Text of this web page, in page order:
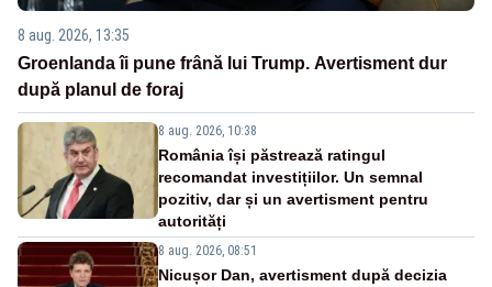
8 aug. 2026, 13:35
Groenlanda îi pune frână lui Trump. Avertisment dur
după planul de foraj
8 aug. 2026, 10:38
România își păstrează ratingul
recomandat investițiilor. Un semnal
pozitiv, dar și un avertisment pentru
autorități
8 aug. 2026, 08:51
Nicușor Dan, avertisment după decizia